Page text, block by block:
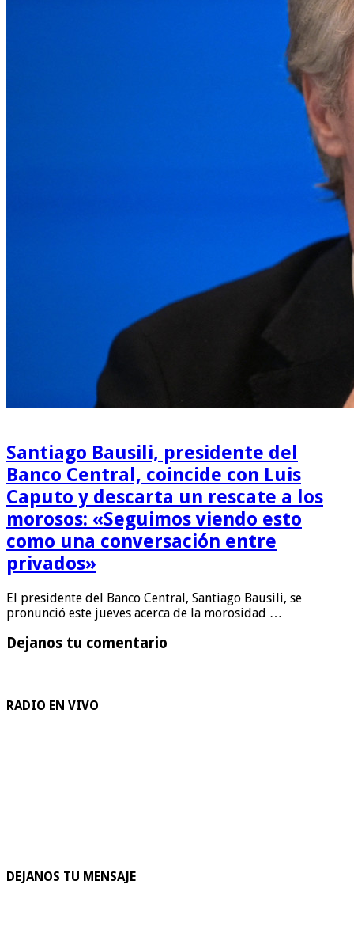
Santiago Bausili, presidente del
Banco Central, coincide con Luis
Caputo y descarta un rescate a los
morosos: «Seguimos viendo esto
como una conversación entre
privados»
El presidente del Banco Central, Santiago Bausili, se
pronunció este jueves acerca de la morosidad …
Dejanos tu comentario
RADIO EN VIVO
DEJANOS TU MENSAJE